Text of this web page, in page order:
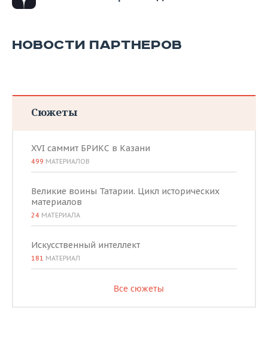
НОВОСТИ ПАРТНЕРОВ
Сюжеты
XVI саммит БРИКС в Казани
499 МАТЕРИАЛОВ
Великие воины Татарии. Цикл исторических
материалов
24 МАТЕРИАЛА
Искусственный интеллект
181 МАТЕРИАЛ
Все сюжеты